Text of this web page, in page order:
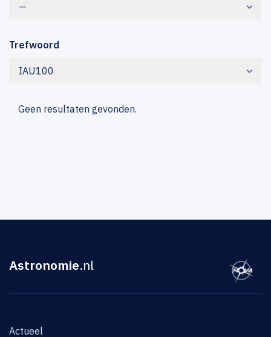
—
Trefwoord
IAU100
Geen resultaten gevonden.
Astronomie.nl
Actueel